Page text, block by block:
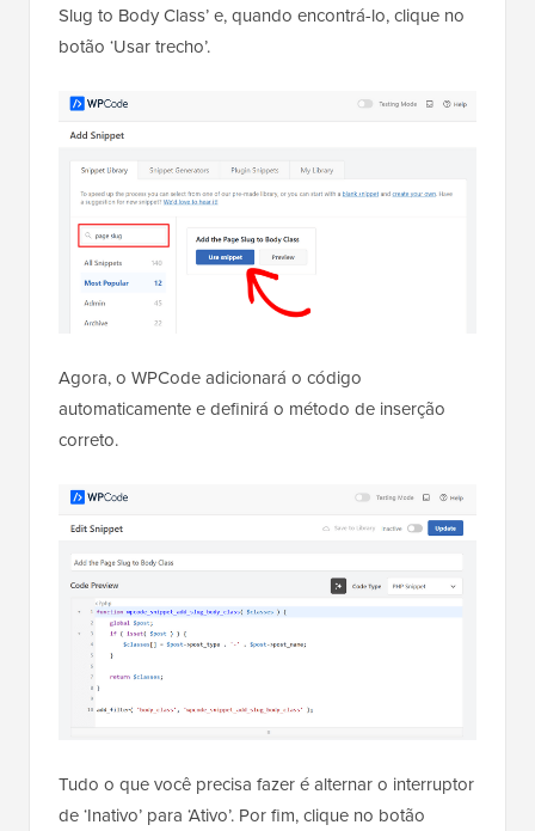
Slug to Body Class’ e, quando encontrá-lo, clique no
botão ‘Usar trecho’.
Agora, o WPCode adicionará o código
automaticamente e definirá o método de inserção
correto.
Tudo o que você precisa fazer é alternar o interruptor
de ‘Inativo’ para ‘Ativo’. Por fim, clique no botão